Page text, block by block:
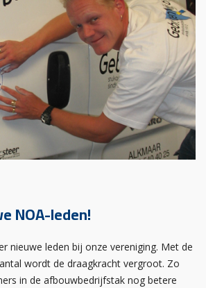
NOA-leden!
nieuwe leden bij onze vereniging. Met de
wordt de draagkracht vergroot. Zo
in de afbouwbedrijfstak nog betere